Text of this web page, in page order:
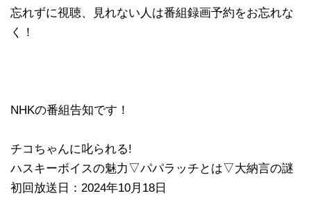
忘れずに視聴、見れない人は番組録画予約をお忘れな
く！
NHKの番組告知です！
チコちゃんに叱られる!
ハスキーボイスの魅力▽パパラッチとは▽大納言の謎
初回放送日：2024年10月18日